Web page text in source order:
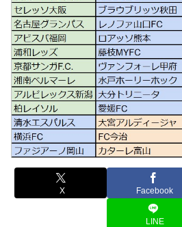
X Facebook
LINE